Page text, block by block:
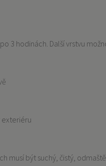
3 hodinách. Další vrstvu
exteriéru
musí být suchý, čistý,